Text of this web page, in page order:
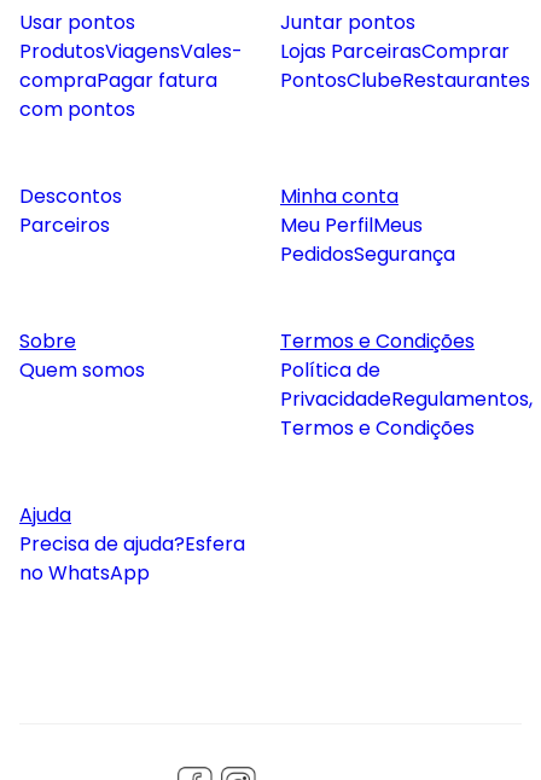
Usar pontos
ProdutosViagensVales-
compraPagar fatura
com pontos
Juntar pontos
Lojas ParceirasComprar
PontosClubeRestaurantes
Descontos
Parceiros
Minha conta
Meu PerfilMeus
PedidosSegurança
Sobre
Quem somos
Termos e Condições
Política de
PrivacidadeRegulamentos,
Termos e Condições
Ajuda
Precisa de ajuda?Esfera
no WhatsApp